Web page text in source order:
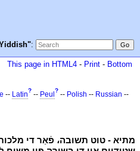
:
This page in HTML4 - Print - Bottom
-- Latin? -- Peul ? -- Polish -- Russian --
מתיא - טוט תשובה، פֿאַר די